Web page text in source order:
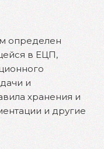
определен
в ЕЦП,
и
хранения и
и другие